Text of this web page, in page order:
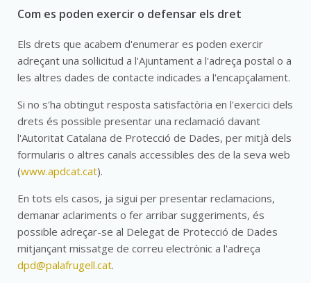
Com es poden exercir o defensar els dret
Els drets que acabem d'enumerar es poden exercir
adreçant una sol·licitud a l'Ajuntament a l'adreça postal o a
les altres dades de contacte indicades a l'encapçalament.
Si no s'ha obtingut resposta satisfactòria en l'exercici dels
drets és possible presentar una reclamació davant
l'Autoritat Catalana de Protecció de Dades, per mitjà dels
formularis o altres canals accessibles des de la seva web
(www.apdcat.cat).
En tots els casos, ja sigui per presentar reclamacions,
demanar aclariments o fer arribar suggeriments, és
possible adreçar-se al Delegat de Protecció de Dades
mitjançant missatge de correu electrònic a l'adreça
dpd@palafrugell.cat.